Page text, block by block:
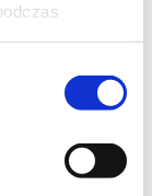
historia,
Sardynii.
dom i ziemię
oferty oraz